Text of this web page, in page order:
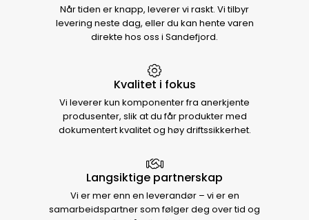
Når tiden er knapp, leverer vi raskt. Vi tilbyr
levering neste dag, eller du kan hente varen
direkte hos oss i Sandefjord.
Kvalitet i fokus
Vi leverer kun komponenter fra anerkjente
produsenter, slik at du får produkter med
dokumentert kvalitet og høy driftssikkerhet.
Langsiktige partnerskap
Vi er mer enn en leverandør – vi er en
samarbeidspartner som følger deg over tid og